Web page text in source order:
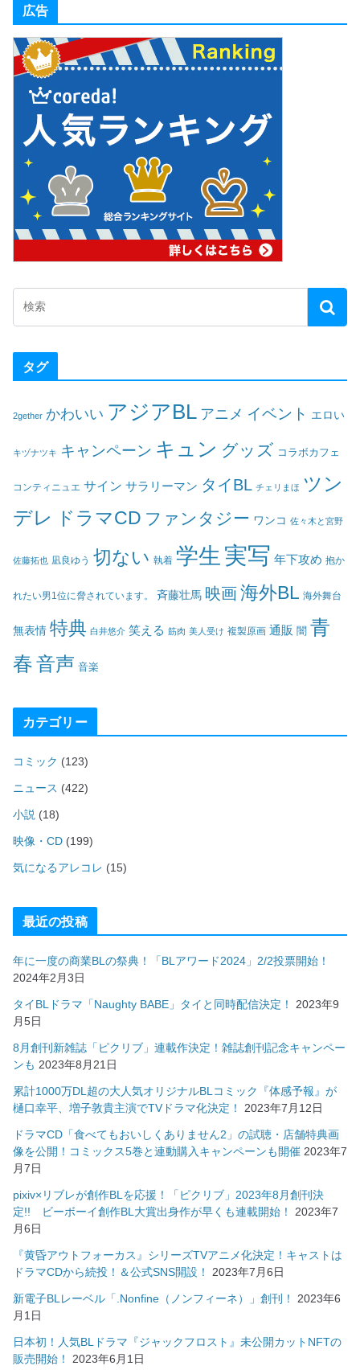
広告
タグ
2gether かわいい アジアBL アニメ イベント エロい
キヅナツキ キャンペーン キュン グッズ コラボカフェ
コンティニュエ サイン サラリーマン タイBL チェリまほ ツン
デレ ドラマCD ファンタジー ワンコ 佐々木と宮野
佐藤拓也 凪良ゆう 切ない 執着 学生 実写 年下攻め 抱か
れたい男1位に脅されています。 斉藤壮馬 映画海外BL 海外舞台
無表情 特典 白井悠介 笑える 筋肉 美人受け 複製原画 通販 闇 青
春音声 音楽
カテゴリー
コミック (123)
ニュース (422)
小説 (18)
映像・CD (199)
気になるアレコレ (15)
最近の投稿
年に一度の商業BLの祭典！「BLアワード2024」2/2投票開始！
2024年2月3日
タイBLドラマ「Naughty BABE」タイと同時配信決定！
2023年9
月5日
8月創刊新雑誌「ピクリブ」連載作決定！雑誌創刊記念キャンペー
ンも 2023年8月21日
累計1000万DL超の大人気オリジナルBLコミック『体感予報』が
樋口幸平、増子敦貴主演でTVドラマ化決定！
2023年7月12日
ドラマCD「食べてもおいしくありません2」の試聴・店舗特典画
像を公開！コミックス5巻と連動購入キャンペーンも開催 2023年7
月7日
pixiv×リブレが創作BLを応援！「ピクリブ」2023年8月創刊決
定!! ビーボーイ創作BL大賞出身作が早くも連載開始！
2023年7
月6日
『黄昏アウトフォーカス』シリーズTVアニメ化決定！キャストは
ドラマCDから続投！＆公式SNS開設！
2023年7月6日
新電子BLレーベル「.Nonfine（ノンフィーネ）」創刊！
2023年6
月1日
日本初！人気BLドラマ『ジャックフロスト』未公開カットNFTの
販売開始！
2023年6月1日